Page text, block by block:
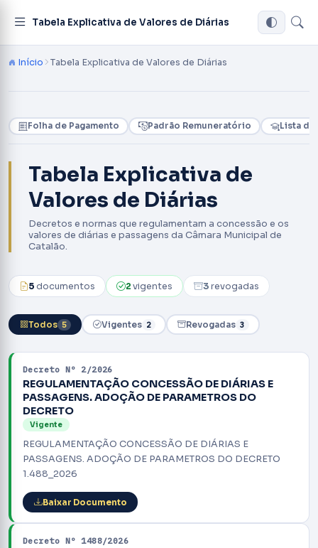
Tabela Explicativa de Valores de Diárias
Início Tabela Explicativa de Valores de Diárias
Folha de Pagamento Padrão Remuneratório Lista de
Tabela Explicativa de
Valores de Diárias
Decretos e normas que regulamentam a concessão e os
valores de diárias e passagens da Câmara Municipal de
Catalão.
5documentos 2vigentes 3revogadas
Todos 5 Vigentes 2 Revogadas 3
Decreto Nº 2/2026
REGULAMENTAÇÃO CONCESSÃO DE DIÁRIAS E
PASSAGENS. ADOÇÃO DE PARAMETROS DO
DECRETO
Vigente
REGULAMENTAÇÃO CONCESSÃO DE DIÁRIAS E
PASSAGENS. ADOÇÃO DE PARAMETROS DO DECRETO
1.488_2026
Baixar Documento
Decreto Nº 1488/2026